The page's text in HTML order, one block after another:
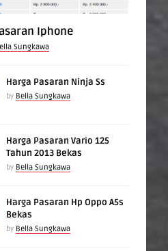
Iphone
Sungkawa
Harga Pasaran Ninja Ss
by Bella Sungkawa
Harga Pasaran Vario 125
Tahun 2013 Bekas
by Bella Sungkawa
Harga Pasaran Hp Oppo A5s
Bekas
by Bella Sungkawa